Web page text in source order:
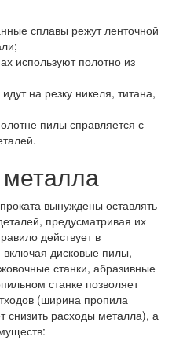
сплавы режут ленточной
используют полотно из
на резку никеля, титана,
пилы справляется с
вынуждены оставлять
предусматривая их
действует в
включая дисковые пилы,
станки, абразивные
станке позволяет
(ширина пропила
снизить расходы металла), а